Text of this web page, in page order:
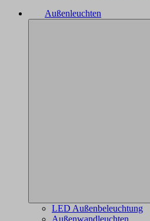
Außenleuchten
LED Außenbeleuchtung
Außenwandleuchten